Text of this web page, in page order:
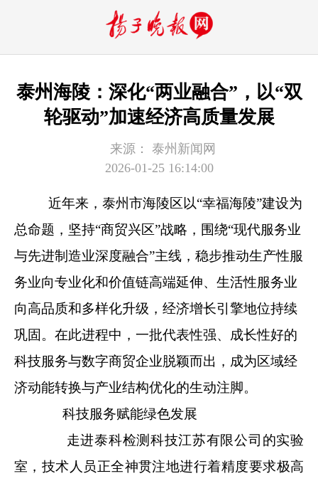
泰州海陵：深化“两业融合”，以“双
轮驱动”加速经济高质量发展
来源：
泰州新闻网
2026-01-25 16:14:00
近年来，泰州市海陵区以“幸福海陵”建设为
总命题，坚持“商贸兴区”战略，围绕“现代服务业
与先进制造业深度融合”主线，稳步推动生产性服
务业向专业化和价值链高端延伸、生活性服务业
向高品质和多样化升级，经济增长引擎地位持续
巩固。在此进程中，一批代表性强、成长性好的
科技服务与数字商贸企业脱颖而出，成为区域经
济动能转换与产业结构优化的生动注脚。
科技服务赋能绿色发展
走进泰科检测科技江苏有限公司的实验
室，技术人员正全神贯注地进行着精度要求极高